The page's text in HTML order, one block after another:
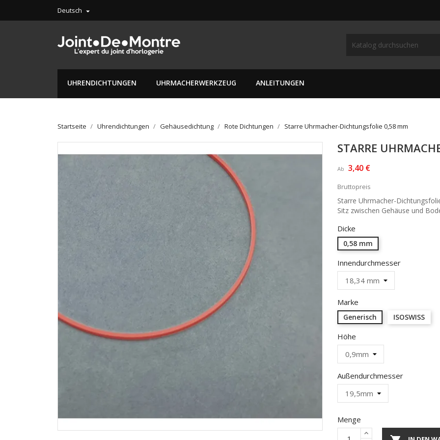
Deutsch 
UHRENDICHTUNGEN UHRMACHERWERKZEUG ANLEITUNGEN
Startseite Uhrendichtungen Gehäusedichtung Rote Dichtungen Starre Uhrmacher-Dichtungsfolie 0,58 mm
STARRE
Ab 3,40 €
Bruttopreis
Starre Uhrmacher-
Sitz zwischen Gehäuse und
Dicke
0,58 mm
Innendurchmesser
Marke
Generisch ISOSWISS
Höhe
Außendurchmesser
Menge